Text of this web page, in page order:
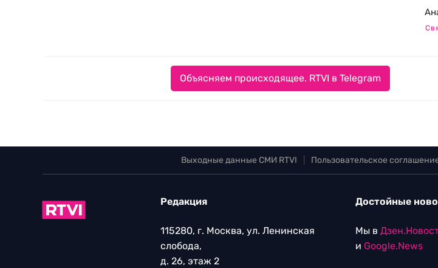
Объясняем происходящее. RTVI в Telegram
Выходные данные СМИ RTVI Пользовательское
Редакция
115280, г. Москва, ул. Ленинская
слобода,
д. 26, этаж 2
Достойные
Мы в
и Google.News